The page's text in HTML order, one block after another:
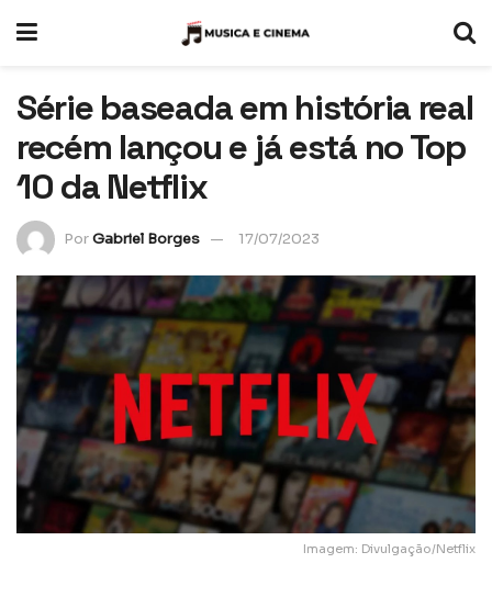
Série baseada em história real
recém lançou e já está no Top
10 da Netflix
PorGabriel Borges 17/07/2023
Imagem: Divulgação/Netflix